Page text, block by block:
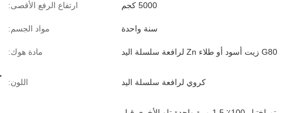
5000 كجم ارتفاع الرفع الأقصى:
سنة واحدة مواد الجسم:
G80 زيت أسود أو طلاء Zn لرافعة سلسلة اليد مادة هوك:
كروي لرافعة سلسلة اليد اللون: